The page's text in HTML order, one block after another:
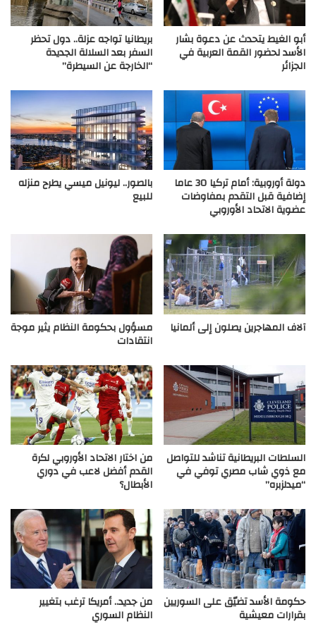
أبو الغيط يتحدث عن دعوة بشار
الأسد لحضور القمة العربية في
الجزائر
بريطانيا تواجه عزلة.. دول تحظر
السفر بعد السلالة الجديدة
“الخارجة عن السيطرة”
دولة أوروبية: أمام تركيا 30 عاما
إضافية قبل التقدم بمفاوضات
عضوية الاتحاد الأوروبي
بالصور.. ليونيل ميسي يطرح منزله
للبيع
آلاف المهاجرين يصلون إلى ألمانيا مسؤول بحكومة النظام يثير موجة
انتقادات
السلطات البريطانية تناشد للتواصل
مع ذوي شاب مصري توفي في
“ميدلزبره”
من اختار الاتحاد الأوروبي لكرة
القدم أفضل لاعب في دوري
الأبطال؟
حكومة الأسد تضيّق على السوريين
بقرارات معيشية
من جديد.. أمريكا ترغب بتغيير
النظام السوري